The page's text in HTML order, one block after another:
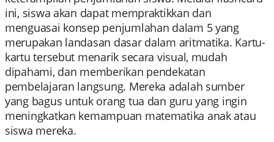
ini, siswa akan dapat mempraktikkan dan
menguasai konsep penjumlahan dalam 5 yang
merupakan landasan dasar dalam aritmatika. Kartu-
kartu tersebut menarik secara visual, mudah
dipahami, dan memberikan pendekatan
pembelajaran langsung. Mereka adalah sumber
yang bagus untuk orang tua dan guru yang ingin
meningkatkan kemampuan matematika anak atau
siswa mereka.